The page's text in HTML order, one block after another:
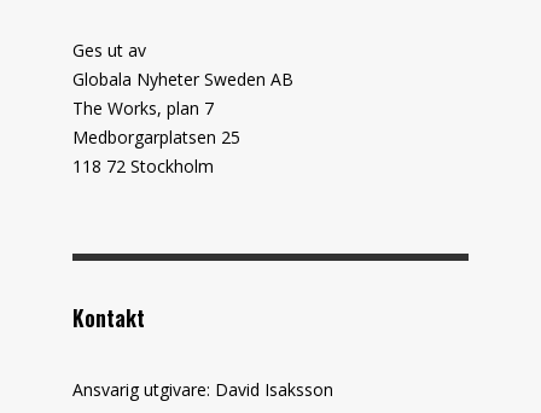
Ges ut av
Globala Nyheter Sweden AB
The Works, plan 7
Medborgarplatsen 25
118 72 Stockholm
Kontakt
Ansvarig utgivare: David Isaksson